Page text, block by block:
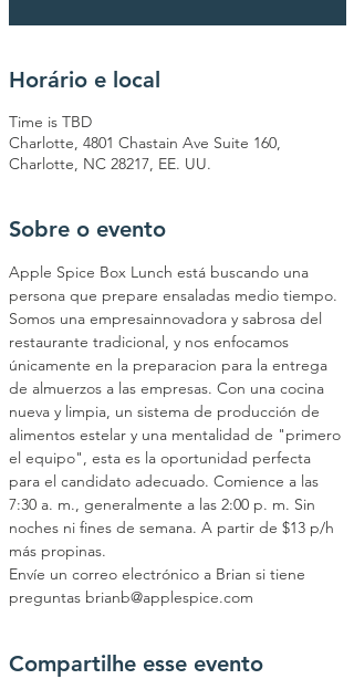
Horário e local
Time is TBD
Charlotte, 4801 Chastain Ave Suite 160,
Charlotte, NC 28217, EE. UU.
Sobre o evento
Apple Spice Box Lunch está buscando una
persona que prepare ensaladas medio tiempo.
Somos una empresainnovadora y sabrosa del
restaurante tradicional, y nos enfocamos
únicamente en la preparacion para la entrega
de almuerzos a las empresas. Con una cocina
nueva y limpia, un sistema de producción de
alimentos estelar y una mentalidad de "primero
el equipo", esta es la oportunidad perfecta
para el candidato adecuado. Comience a las
7:30 a. m., generalmente a las 2:00 p. m. Sin
noches ni fines de semana. A partir de $13 p/h
más propinas.
Envíe un correo electrónico a Brian si tiene
preguntas brianb@applespice.com
Compartilhe esse evento